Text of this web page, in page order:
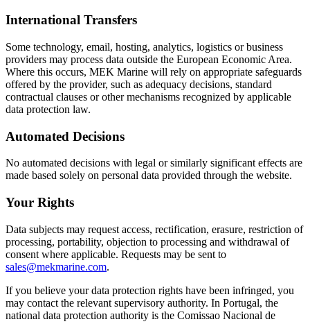
International Transfers
Some technology, email, hosting, analytics, logistics or business
providers may process data outside the European Economic Area.
Where this occurs, MEK Marine will rely on appropriate safeguards
offered by the provider, such as adequacy decisions, standard
contractual clauses or other mechanisms recognized by applicable
data protection law.
Automated Decisions
No automated decisions with legal or similarly significant effects are
made based solely on personal data provided through the website.
Your Rights
Data subjects may request access, rectification, erasure, restriction of
processing, portability, objection to processing and withdrawal of
consent where applicable. Requests may be sent to
sales@mekmarine.com.
If you believe your data protection rights have been infringed, you
may contact the relevant supervisory authority. In Portugal, the
national data protection authority is the Comissao Nacional de